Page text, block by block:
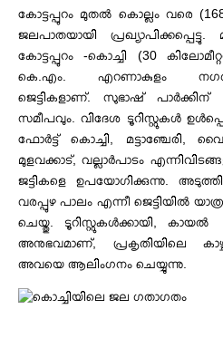
കോട്ടപ്പുറം മുതൽ കൊല്ലം വരെ
ജലപാതയായി
കോട്ടപ്പുറം -കൊച്ചി (30
കെ.എം.എറണാകുളം
ജെട്ടികളാണ്.സുഭാഷ്
സമീപവും.വിദേശ ടൂറിസ്റ്റുകൾ
ഫോർട്ട് കൊച്ചി, മട്ടാഞ്ചേരി,
മുളവക്കാട്, വല്ലാർപാടം
ജട്ടികളെ ഉപയോഗിക്കുന്നു.
വരപ്പുഴ പാലം എന്നീ ജെട്ടിയിൽ
ചെയ്തു. ടൂറിസ്റ്റുകൾക്കായി,
അനുഭവമാണ്, പ്രകൃതിയിലെ
അവയെ ആലിംഗനം ചെയ്യുന്നു.